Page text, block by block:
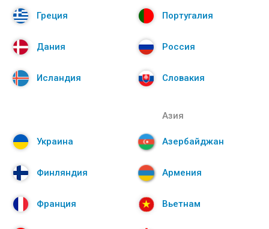
Греция
Дания
Исландия
Португалия
Россия
Словакия
Украина
Финляндия
Франция
Азия
Азербайджан
Армения
Вьетнам